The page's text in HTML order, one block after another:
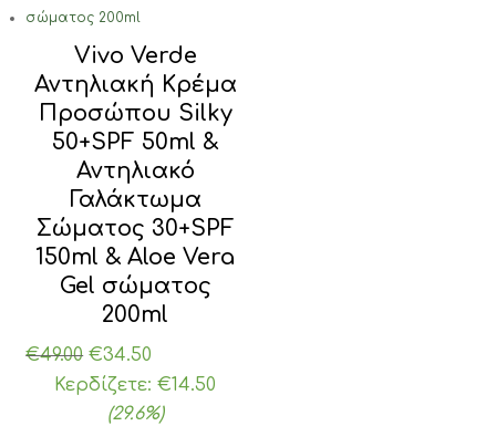
Vivo Verde
Αντηλιακή Κρέμα
Προσώπου Silky
50+SPF 50ml &
Αντηλιακό
Γαλάκτωμα
Σώματος 30+SPF
150ml & Aloe Vera
Gel σώματος
200ml
€49.00 Original
price
was:
€34.50
τρέχουσα
τιμή
Κερδίζετε:€14.50
(29.6%)